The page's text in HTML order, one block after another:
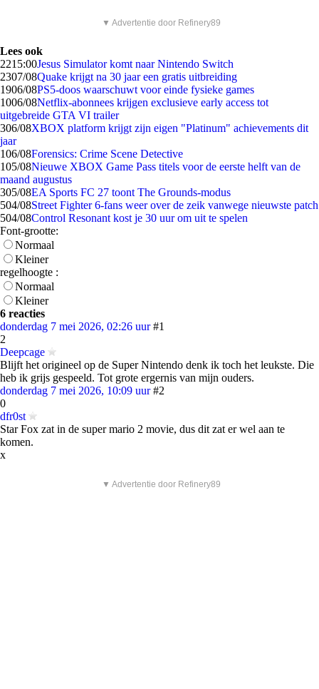
▼ Advertentie door Refinery89
Lees ook
2215:00Jesus Simulator komt naar Nintendo Switch
2307/08Quake krijgt na 30 jaar een gratis uitbreiding
1906/08PS5-doos waarschuwt voor einde fysieke games
1006/08Netflix-abonnees krijgen exclusieve early access tot
uitgebreide GTA VI trailer
306/08XBOX platform krijgt zijn eigen "Platinum" achievements dit
jaar
106/08Forensics: Crime Scene Detective
105/08Nieuwe XBOX Game Pass titels voor de eerste helft van de
maand augustus
305/08EA Sports FC 27 toont The Grounds-modus
504/08Street Fighter 6-fans weer over de zeik vanwege nieuwste patch
504/08Control Resonant kost je 30 uur om uit te spelen
Font-grootte:
Normaal
Kleiner
regelhoogte :
Normaal
Kleiner
6 reacties
donderdag 7 mei 2026, 02:26 uur #1
2
Deepcage
Blijft het origineel op de Super Nintendo denk ik toch het leukste. Die
heb ik grijs gespeeld. Tot grote ergernis van mijn ouders.
donderdag 7 mei 2026, 10:09 uur #2
0
dfr0st
Star Fox zat in de super mario 2 movie, dus dit zat er wel aan te
komen.
x
▼ Advertentie door Refinery89